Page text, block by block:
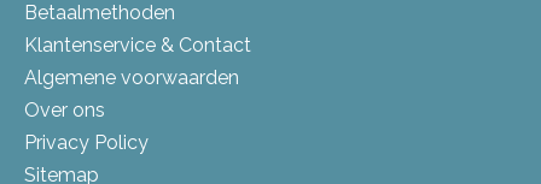
Betaalmethoden
Klantenservice & Contact
Algemene voorwaarden
Over ons
Privacy Policy
Sitemap